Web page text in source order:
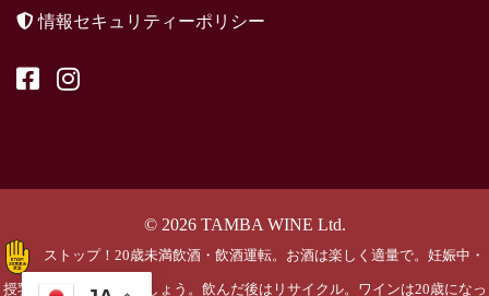
情報セキュリティーポリシー
© 2026 TAMBA WINE Ltd.
ストップ！20歳未満飲酒・飲酒運転。お酒は楽しく適量で。妊娠中・
授乳期の飲酒はやめましょう。飲んだ後はリサイクル。ワインは20歳になっ